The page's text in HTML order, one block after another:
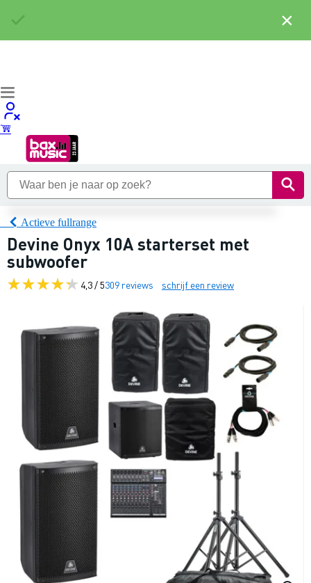
Actieve fullrange
Devine Onyx 10A starterset met
subwoofer
4,3 / 5309 reviews schrijf een review
×